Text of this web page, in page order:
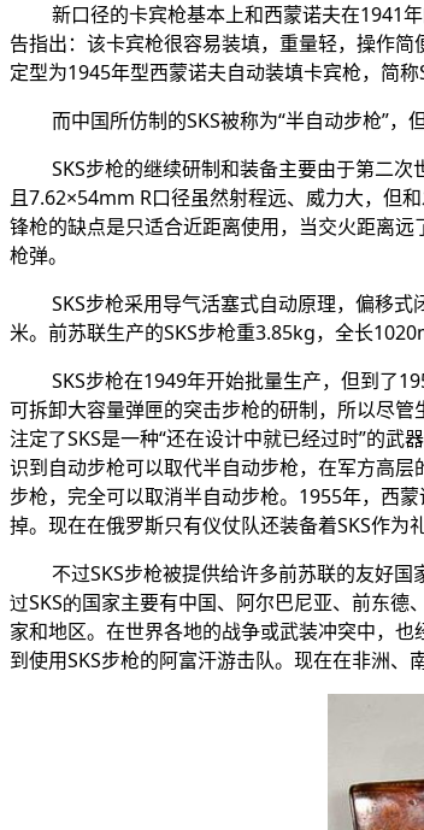
新口径的卡宾枪基本上和西蒙诺夫在1941
告指出：该卡宾枪很容易装填，重量轻，操作
定型为1945年型西蒙诺夫自动装填卡宾枪，简称
而中国所仿制的SKS被称为“半自动步枪”，
SKS步枪的继续研制和装备主要由于第二次
且7.62×54mm R口径虽然射程远、威力大，但
锋枪的缺点是只适合近距离使用，当交火距离
枪弹。
SKS步枪采用导气活塞式自动原理，偏移
米。前苏联生产的SKS步枪重3.85kg，全长
SKS步枪在1949年开始批量生产，但到了
可拆卸大容量弹匣的突击步枪的研制，所以尽管
注定了SKS是一种“还在设计中就已经过时”的武
识到自动步枪可以取代半自动步枪，在军方高
步枪，完全可以取消半自动步枪。1955年，西
掉。现在在俄罗斯只有仪仗队还装备着SKS作为
不过SKS步枪被提供给许多前苏联的友好国
过SKS的国家主要有中国、阿尔巴尼亚、前东德
家和地区。在世界各地的战争或武装冲突中，也
到使用SKS步枪的阿富汗游击队。现在在非洲、